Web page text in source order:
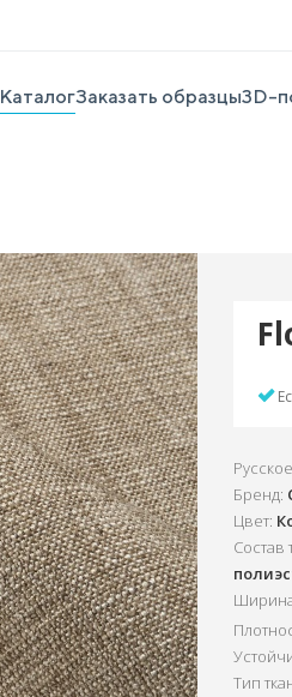
КаталогЗаказать образцы3D-
Бренд:
Цвет:
Состав
Тип